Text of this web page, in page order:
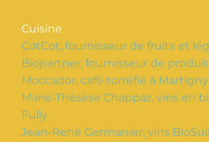
Cuisine
CotCot, fournisseur de fruits et
Biopartner, fournisseur de
Moccador, café torréfié à Martigny
Marie-Thésèse Chappaz, vins en
Fully
Jean-René Germanier, vins